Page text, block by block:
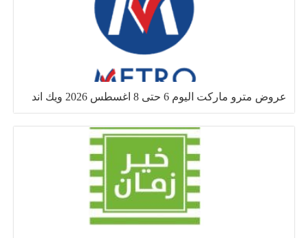
عروض مترو ماركت اليوم 6 حتى 8 اغسطس 2026 ويك اند